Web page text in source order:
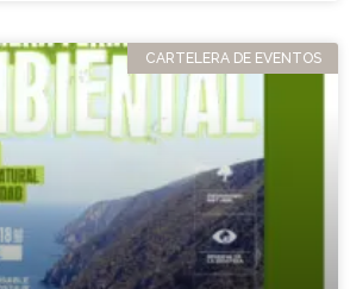
CARTELERA DE EVENTOS